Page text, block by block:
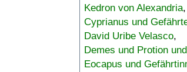
Kedron von Alexandria,
Cyprianus und
David Uribe Velasco,
Demes und Protion
Eocapus und